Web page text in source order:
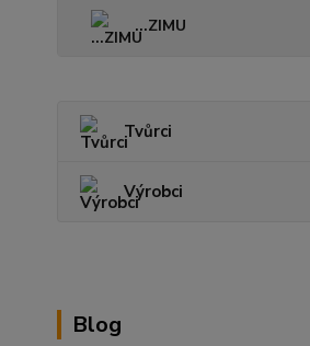
...ZIMU
Tvůrci
Výrobci
Blog